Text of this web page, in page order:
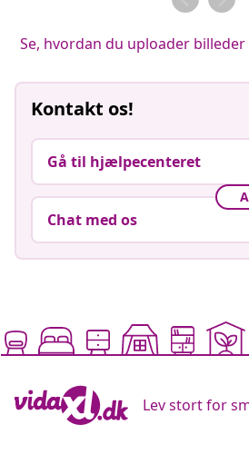
Se, hvordan du uploader billeder
Kontakt os!
Gå til hjælpecenteret
Chat med os
Lev stort for